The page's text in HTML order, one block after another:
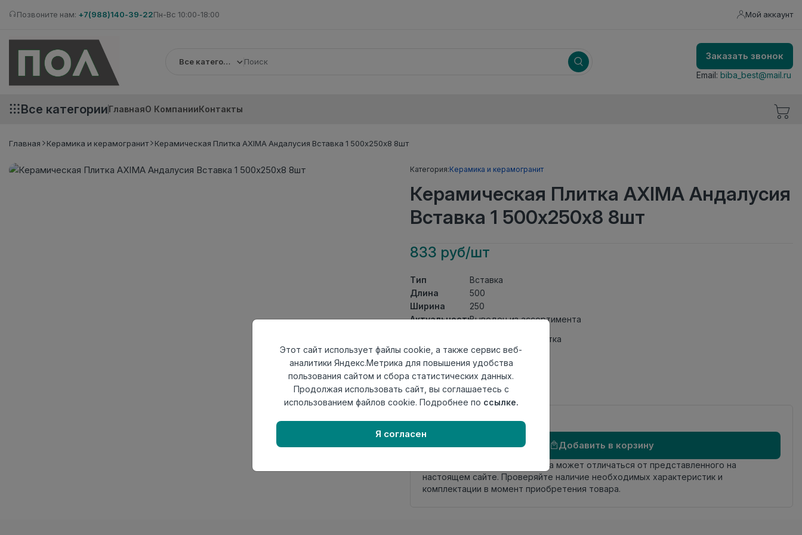
Позвоните нам: +7(988)140-39-22Пн-Вс 10:00-18:00 Мой аккаунт
Все категории
Заказать звонок
Email: biba_best@mail.ru
Все категорииГлавнаяО КомпанииКонтакты
Главная Керамика и керамогранит Керамическая Плитка AXIMA Андалусия Вставка 1 500х250х8 8шт
Категория:Керамика и керамогранит
Керамическая Плитка AXIMA Андалусия
Вставка 1 500х250х8 8шт
833 руб/шт
Тип
Вставка
Длина
500
Ширина
250
АктуальностьВыведен из ассортимента
группа
Керамическая Плитка
Страна
происхождения
Россия
Осталось26 шт
Добавить в корзину
Внимание! Внешний вид товара может отличаться от представленного на
настоящем сайте. Проверяйте наличие необходимых характеристик и
комплектации в момент приобретения товара.
Этот сайт использует файлы cookie, а также сервис веб-
аналитики Яндекс.Метрика для повышения удобства
пользования сайтом и сбора статистических данных.
Продолжая использовать сайт, вы соглашаетесь с
использованием файлов cookie. Подробнее по ссылке.
Я согласен